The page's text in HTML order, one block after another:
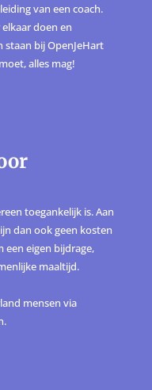
van een coach.
doen en
bij OpenJeHart
alles mag!
toegankelijk is. Aan
dan ook geen kosten
een eigen bijdrage,
maaltijd.
mensen via